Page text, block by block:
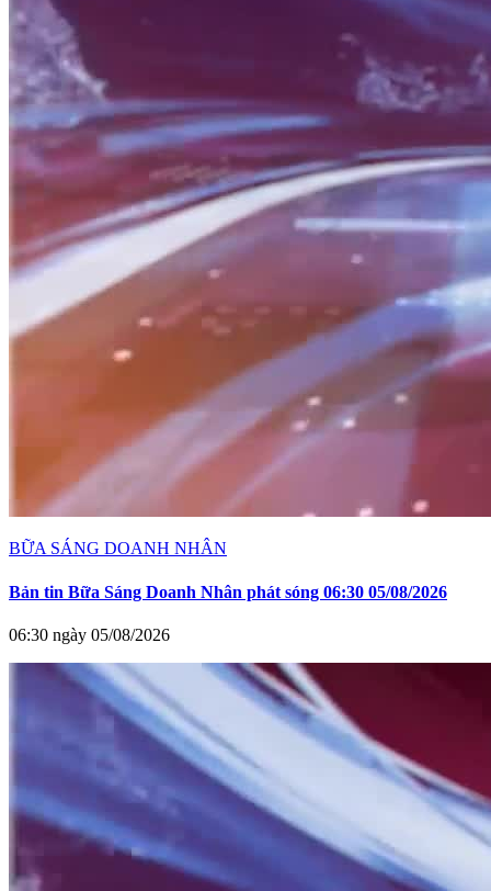
BỮA SÁNG DOANH NHÂN
Bản tin Bữa Sáng Doanh Nhân phát sóng 06:30 05/08/2026
06:30 ngày 05/08/2026